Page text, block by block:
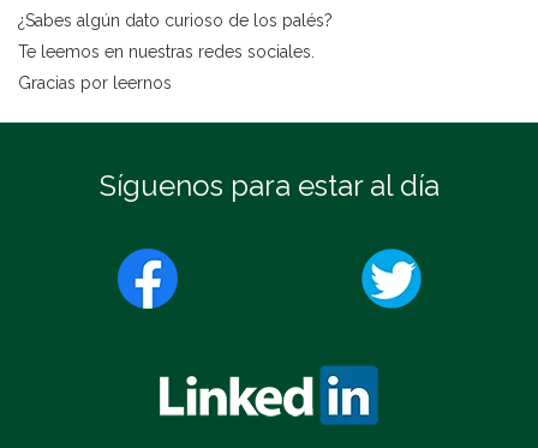
¿Sabes algún dato curioso de los palés?
Te leemos en nuestras redes sociales.
Gracias por leernos
Síguenos para estar al día